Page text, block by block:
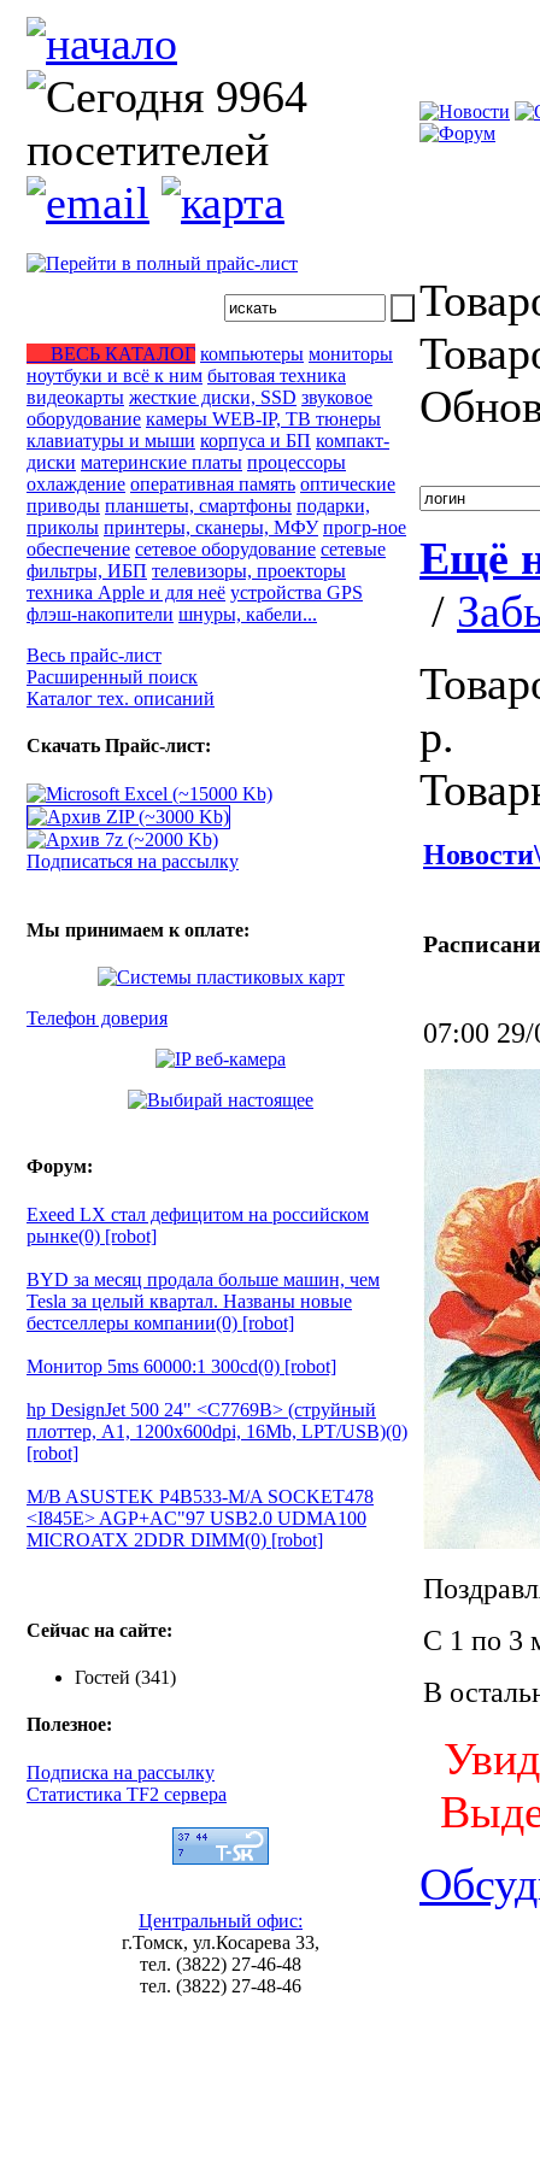
ВЕСЬ КАТАЛОГ компьютеры мониторы
ноутбуки и всё к ним бытовая техника
видеокарты жесткие диски, SSD звуковое
оборудование камеры WEB-IP, ТВ тюнеры
клавиатуры и мыши корпуса и БП компакт-
диски материнские платы процессоры
охлаждение оперативная память оптические
приводы планшеты, смартфоны подарки,
приколы принтеры, сканеры, МФУ прогр-ное
обеспечение сетевое оборудование сетевые
фильтры, ИБП телевизоры, проекторы
техника Apple и для неё устройства GPS
флэш-накопители шнуры, кабели...
Весь прайс-лист
Расширенный поиск
Каталог тех. описаний
Скачать Прайс-лист:
Подписаться на рассылку
Мы принимаем к оплате:
Телефон доверия
Форум:
Exeed LX стал дефицитом на российском
рынке(0) [robot]
BYD за месяц продала больше машин, чем
Tesla за целый квартал. Названы новые
бестселлеры компании(0) [robot]
Монитор 5ms 60000:1 300cd(0) [robot]
hp DesignJet 500 24" <C7769B> (струйный
плоттер, A1, 1200х600dpi, 16Mb, LPT/USB)(0)
[robot]
M/B ASUSTEK P4B533-M/A SOCKET478
<I845E> AGP+AC"97 USB2.0 UDMA100
MICROATX 2DDR DIMM(0) [robot]
Сейчас на сайте:
Гостей (341)
Полезное:
Подписка на рассылку
Статистика TF2 сервера
Центральный офис:
г.Томск, ул.Косарева 33,
тел. (3822) 27-46-48
тел. (3822) 27-48-46
Ещё
/
р.
07:00
С 1 по 3
В